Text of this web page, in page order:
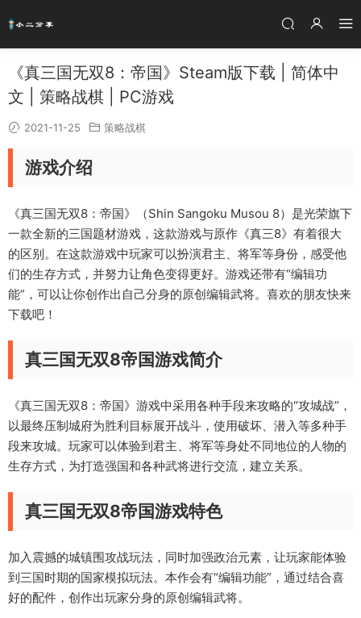
《真三国无双8：帝国》Steam版下载 | 简体中
文 | 策略战棋 | PC游戏
2021-11-25 策略战棋
游戏介绍
《真三国无双8：帝国》（Shin Sangoku Musou 8）是光荣旗下
一款全新的三国题材游戏，这款游戏与原作《真三8》有着很大
的区别。在这款游戏中玩家可以扮演君主、将军等身份，感受他
们的生存方式，并努力让角色变得更好。游戏还带有“编辑功
能”，可以让你创作出自己分身的原创编辑武将。喜欢的朋友快来
下载吧！
真三国无双8帝国游戏简介
《真三国无双8：帝国》游戏中采用各种手段来攻略的“攻城战”，
以最终压制城府为胜利目标展开战斗，使用破坏、潜入等多种手
段来攻城。玩家可以体验到君主、将军等身处不同地位的人物的
生存方式，为打造强国和各种武将进行交流，建立关系。
真三国无双8帝国游戏特色
加入震撼的城镇围攻战玩法，同时加强政治元素，让玩家能体验
到三国时期的国家模拟玩法。本作会有“编辑功能”，通过结合喜
好的配件，创作出玩家分身的原创编辑武将。